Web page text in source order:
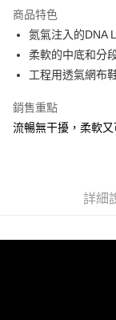
運送方式
宅配
每筆NT$100，滿
商品特色
氮氣注入的DNA
柔軟的中底和分
工程用透氣網布
銷售重點
流暢無干擾，柔軟
詳細